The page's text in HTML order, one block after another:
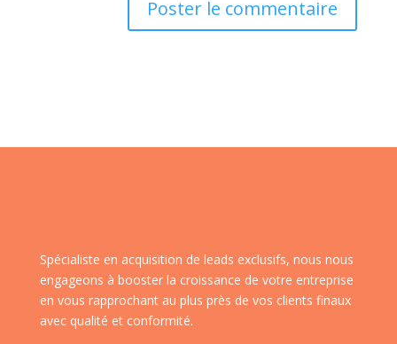
Spécialiste en acquisition de leads exclusifs, nous nous
engageons à booster la croissance de votre entreprise
en vous rapprochant au plus près de vos clients finaux
avec qualité et conformité.